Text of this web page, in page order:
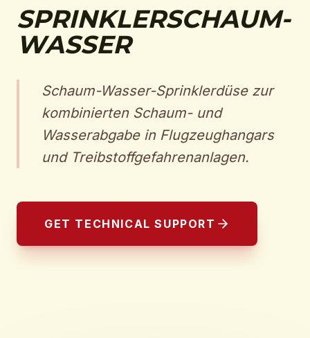
SPRINKLERSCHAUM-
WASSER
Schaum-Wasser-Sprinklerdüse zur
kombinierten Schaum- und
Wasserabgabe in Flugzeughangars
und Treibstoffgefahrenanlagen.
GET TECHNICAL SUPPORT